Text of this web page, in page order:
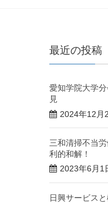
最近の投稿
愛知学院大学
見
2024年12月
三和清掃不当
利的和解！
2023年6月1
日興サービス